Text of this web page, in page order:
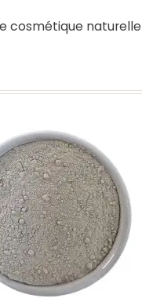
cosmétique naturelle